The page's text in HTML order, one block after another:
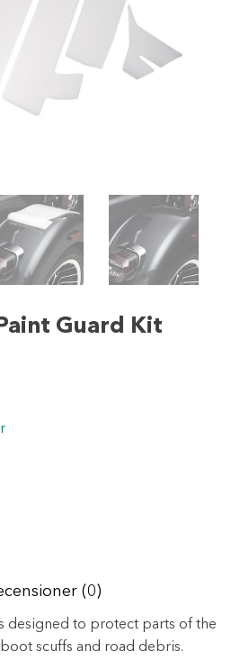
Guard Kit
(0)
designed to protect parts of the
scuffs and road debris.